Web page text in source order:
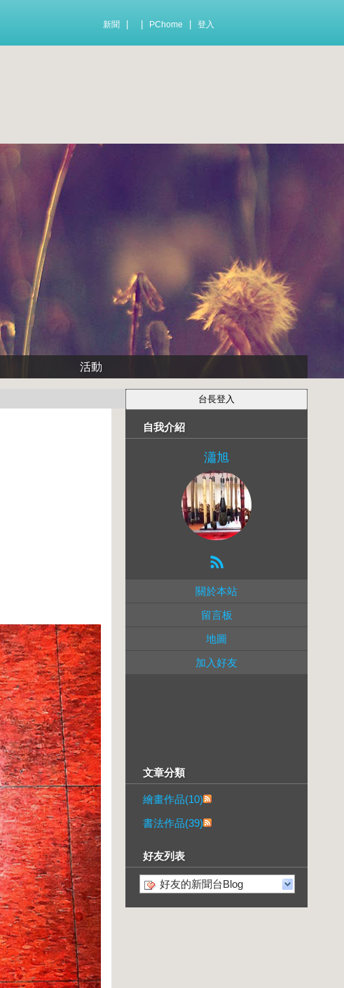
新聞 PChome 登入
活動
自我介紹
瀟旭
關於本站
留言板
地圖
加入好友
文章分類
繪畫作品(10)
書法作品(39)
好友列表
好友的新聞台Blog